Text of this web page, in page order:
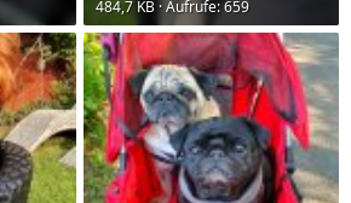
484,7 KB · Aufrufe: 659